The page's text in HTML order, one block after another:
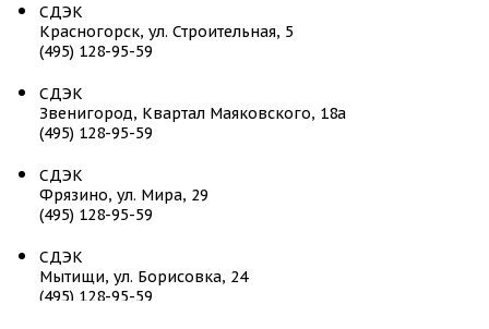
СДЭК
Красногорск, ул. Строительная, 5
(495) 128-95-59
СДЭК
Звенигород, Квартал Маяковского, 18а
(495) 128-95-59
СДЭК
Фрязино, ул. Мира, 29
(495) 128-95-59
СДЭК
Мытищи, ул. Борисовка, 24
(495) 128-95-59